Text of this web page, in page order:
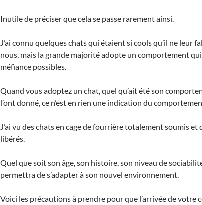
Inutile de préciser que cela se passe rarement ainsi.
J’ai connu quelques chats qui étaient si cools qu’il ne
nous, mais la grande majorité adopte un comportement
méfiance possibles.
Quand vous adoptez un chat, quel qu’ait été son
l’ont donné, ce n’est en rien une indication du
J’ai vu des chats en cage de fourrière totalement soumis
libérés.
Quel que soit son âge, son histoire, son niveau de
permettra de s’adapter à son nouvel environnement.
Voici les précautions à prendre pour que l’arrivée de votre